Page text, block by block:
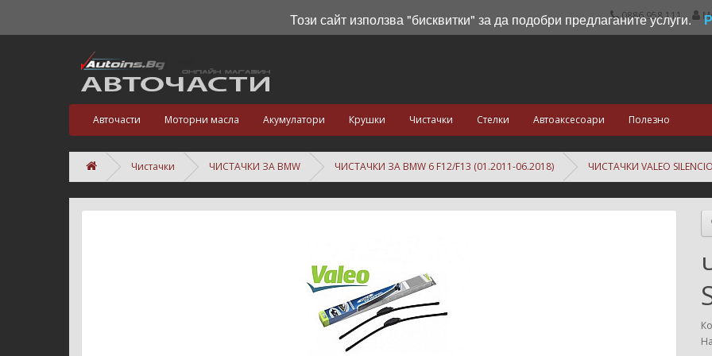
0886 958 111
Авточасти Моторни масла Акумулатори Крушки Чистачки Стелки Автоаксесоари Полезно
Чистачки ЧИСТАЧКИ ЗА BMW ЧИСТАЧКИ ЗА BMW 6 F12/F13 (01.2011-06.2018) ЧИСТАЧКИ VALEO
Този сайт използва "бисквитки" за да подобри предлаганите услуги.